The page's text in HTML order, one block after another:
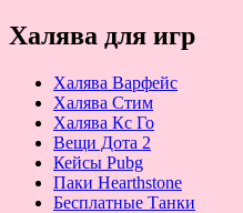
Халява для игр
Халява Варфейс
Халява Стим
Халява Кс Го
Вещи Дота 2
Кейсы Pubg
Паки Hearthstone
Бесплатные Танки